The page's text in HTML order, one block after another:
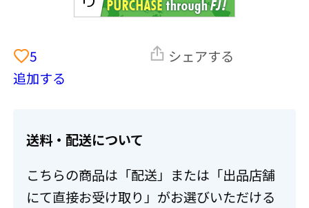
5
追加する
シェアする
送料・配送について
こちらの商品は「配送」または「出品店舗
にて直接お受け取り」がお選びいただける